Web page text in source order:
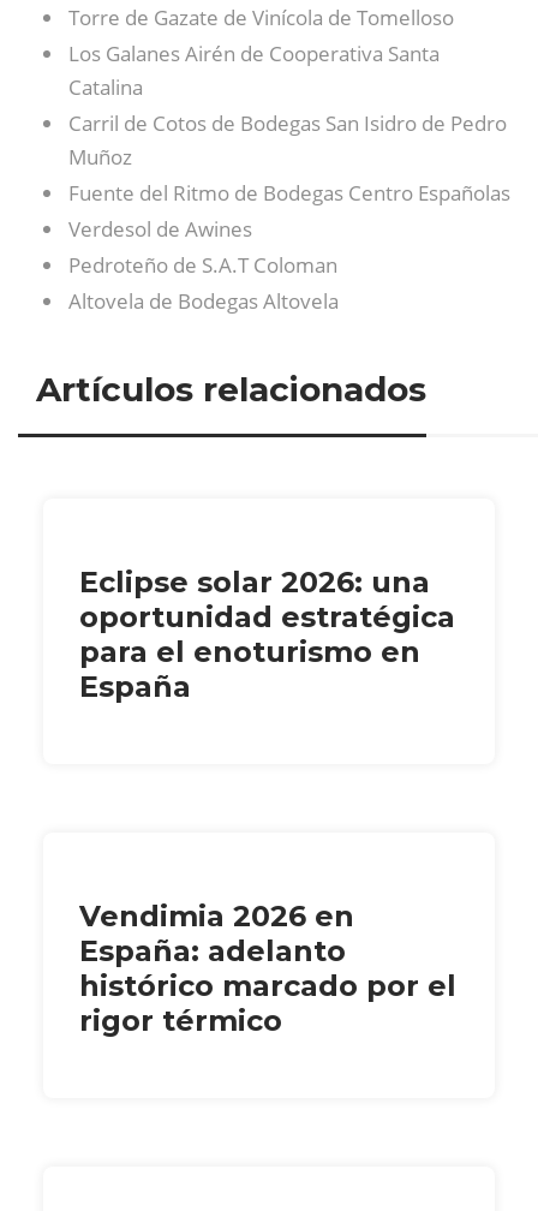
Torre de Gazate de Vinícola de Tomelloso
Los Galanes Airén de Cooperativa Santa
Catalina
Carril de Cotos de Bodegas San Isidro de Pedro
Muñoz
Fuente del Ritmo de Bodegas Centro Españolas
Verdesol de Awines
Pedroteño de S.A.T Coloman
Altovela de Bodegas Altovela
Artículos relacionados
Eclipse solar 2026: una
oportunidad estratégica
para el enoturismo en
España
Vendimia 2026 en
España: adelanto
histórico marcado por el
rigor térmico